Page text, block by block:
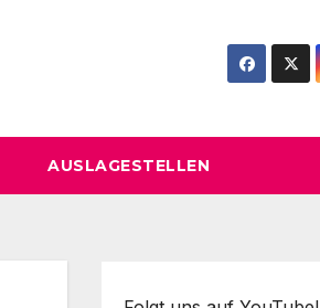
AUSLAGESTELLEN